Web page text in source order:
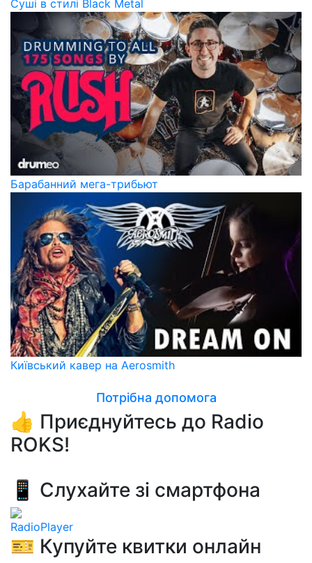
Суші в стилі Black Metal
Барабанний мега-трибьют
Київський кавер на Aerosmith
Потрібна допомога
👍 Приєднуйтесь до Radio
ROKS!
📱 Слухайте зі смартфона
RadioPlayer
🎫 Купуйте квитки онлайн